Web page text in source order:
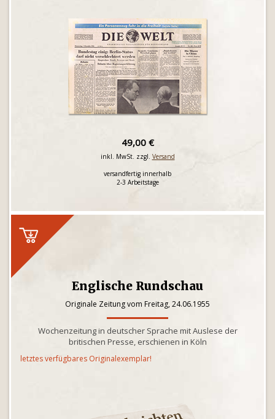
49,00 €
inkl. MwSt. zzgl. Versand
versandfertig innerhalb
2-3 Arbeitstage
Englische Rundschau
Originale Zeitung vom Freitag, 24.06.1955
Wochenzeitung in deutscher Sprache mit Auslese der
britischen Presse, erschienen in Köln
letztes verfügbares Originalexemplar!